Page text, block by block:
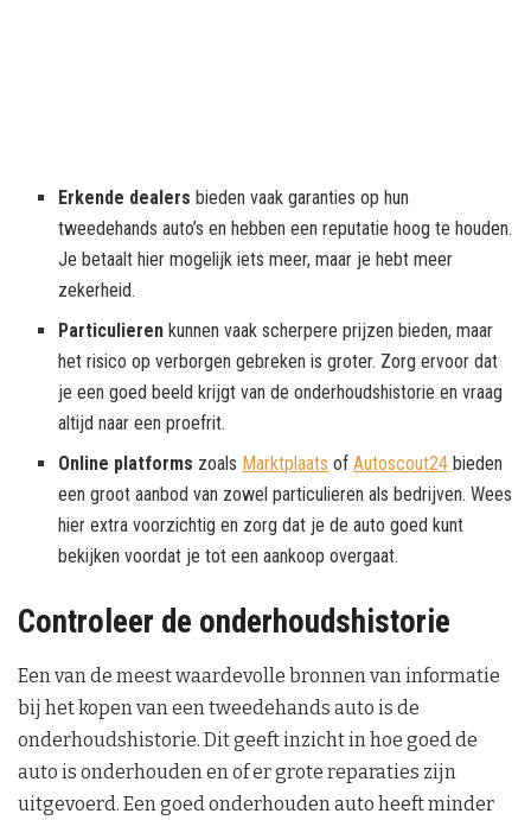
Erkende dealers bieden vaak garanties op hun
tweedehands auto’s en hebben een reputatie hoog te houden.
Je betaalt hier mogelijk iets meer, maar je hebt meer
zekerheid.
Particulieren kunnen vaak scherpere prijzen bieden, maar
het risico op verborgen gebreken is groter. Zorg ervoor dat
je een goed beeld krijgt van de onderhoudshistorie en vraag
altijd naar een proefrit.
Online platforms zoals Marktplaats ofAutoscout24 bieden
een groot aanbod van zowel particulieren als bedrijven. Wees
hier extra voorzichtig en zorg dat je de auto goed kunt
bekijken voordat je tot een aankoop overgaat.
Controleer de onderhoudshistorie
Een van de meest waardevolle bronnen van informatie
bij het kopen van een tweedehands auto is de
onderhoudshistorie. Dit geeft inzicht in hoe goed de
auto is onderhouden en of er grote reparaties zijn
uitgevoerd. Een goed onderhouden auto heeft minder